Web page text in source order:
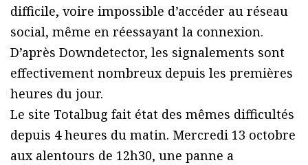
difficile, voire impossible d’accéder au réseau
social, même en réessayant la connexion.
D’après Downdetector, les signalements sont
effectivement nombreux depuis les premières
heures du jour.
Le site Totalbug fait état des mêmes difficultés
depuis 4 heures du matin. Mercredi 13 octobre
aux alentours de 12h30, une panne a